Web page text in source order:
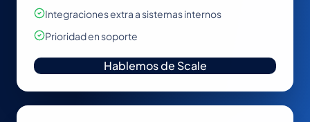
Integraciones extra a sistemas internos
Prioridad en soporte
Hablemos de Scale